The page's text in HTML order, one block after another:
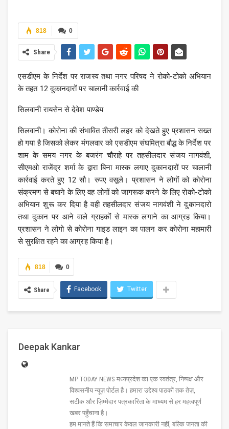
0
818
Share
एसडीएम के निर्देश पर राजस्व तथा नगर परिषद ने रोको-टोको अभियान
के तहत 12 दुकानदारों पर चालानी कार्रवाई की
सिलवानी रायसेन से देवेश पाण्डेय
सिलवानी। कोरोना की संभावित तीसरी लहर को देखते हुए प्रशासन सख्त
हो गया है जिसको लेकर मंगलवार को एसडीएम संघमित्रा बौद्ध के निर्देश पर
शाम के समय नगर के बजरंग चौराहे पर तहसीलदार संजय नागवंशी,
सीएमओ राजेंद्र शर्मा के द्वारा बिना मास्क लगाए दुकानदारों पर चालानी
कार्रवाई करते हुए 12 सौ। रुपए वसूले। प्रशासन ने लोगों को कोरोना
संक्रमण से बचाने के लिए वह लोगों को जागरूक करने के लिए रोको-टोको
अभियान शुरू कर दिया है वही तहसीलदार संजय नागवंशी ने दुकानदारो
तथा दुकान पर आने वाले ग्राहकों से मास्क लगाने का आग्रह किया।
प्रशासन ने लोगो से कोरोना गाइड लाइन का पालन कर कोरोना महामारी
से सुरक्षित रहने का आग्रह किया है।
0
818
Share Facebook Twitter
Deepak Kankar
MP TODAY NEWS मध्यप्रदेश का एक स्वतंत्र, निष्पक्ष और
विश्वसनीय न्यूज़ पोर्टल है। हमारा उद्देश्य पाठकों तक तेज़,
सटीक और ज़िम्मेदार पत्रकारिता के माध्यम से हर महत्वपूर्ण
खबर पहुँचाना है।
हम मानते हैं कि समाचार केवल जानकारी नहीं, बल्कि जनता की